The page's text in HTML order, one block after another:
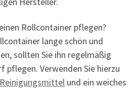
Rollcontainer pflegen?
lange schön und
sollten Sie ihn regelmäßig
pflegen. Verwenden Sie hierzu
Reinigungsmittel und ein weiches